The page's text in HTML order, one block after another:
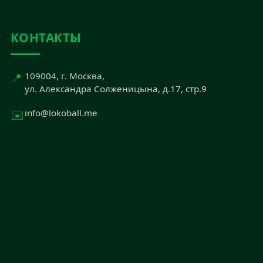
КОНТАКТЫ
📍 109004, г. Москва,
ул. Александра Солженицына, д.17, стр.9
✉️ info@lokoball.me